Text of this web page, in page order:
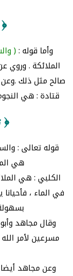
وأما قوله :(
الملائكة . وروي
صالح مثل ذلك
قتادة : هي
﴿
قوله تعالى :
هي
الكلبي : هي
في الماء ،
وقال مجاهد
مسرعين لأمر
وعن مجاهد